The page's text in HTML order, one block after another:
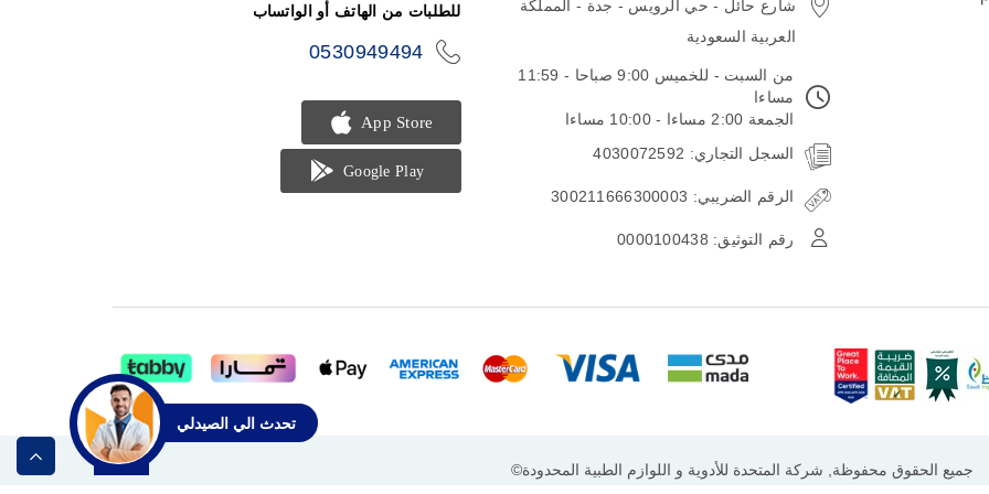
تحدث الي الصيدلي
شارع حائل - حي الرويس - جدة - المملكة
العربية السعودية
من السبت - للخميس 9:00 صباحا - 11:59
مساءا
الجمعة 2:00 مساءا - 10:00 مساءا
السجل التجاري: 4030072592
الرقم الضريبي: 300211666300003
رقم التوثيق: 0000100438
للطلبات من الهاتف أو الواتساب
0530949494
جميع الحقوق محفوظة, شركة المتحدة للأدوية و اللوازم الطبية المحدودة©